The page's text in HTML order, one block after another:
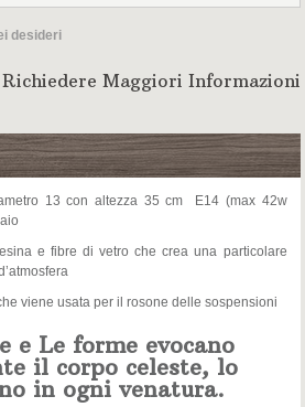
desideri
Maggiori Informazioni
13 con altezza 35 cm E14 (max 42w
e fibre di vetro che crea una particolare
viene usata per il rosone delle sospensioni
e Le forme evocano
il corpo celeste, lo
in ogni venatura.